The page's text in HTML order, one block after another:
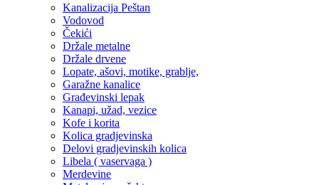
Kanalizacija Peštan
Vodovod
Čekići
Držale metalne
Držale drvene
Lopate, ašovi, motike, grablje,
Garažne kanalice
Građevinski lepak
Kanapi, užad, vezice
Kofe i korita
Kolica gradjevinska
Delovi gradjevinskih kolica
Libela ( vaservaga )
Merdevine